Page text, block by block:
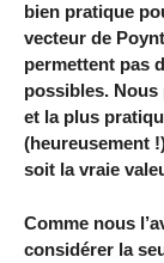
bien pratique
vecteur de
permettent pas
possibles.
et la plus
(heureusement
soit la vraie
Comme nous
considérer la